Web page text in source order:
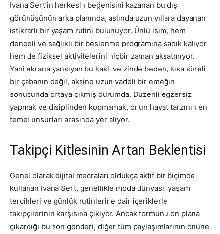
Ivana Sert’in herkesin beğenisini kazanan bu dış
görünüşünün arka planında, aslında uzun yıllara dayanan
istikrarlı bir yaşam rutini bulunuyor. Ünlü isim, hem
dengeli ve sağlıklı bir beslenme programına sadık kalıyor
hem de fiziksel aktivitelerini hiçbir zaman aksatmıyor.
Yani ekrana yansıyan bu kaslı ve zinde beden, kısa süreli
bir çabanın değil, aksine uzun vadeli bir emeğin
sonucunda ortaya çıkmış durumda. Düzenli egzersiz
yapmak ve disiplinden kopmamak, onun hayat tarzının en
temel unsurları arasında yer alıyor.
Takipçi Kitlesinin Artan Beklentisi
Genel olarak dijital mecraları oldukça aktif bir biçimde
kullanan Ivana Sert, genellikle moda dünyası, yaşam
tercihleri ve günlük rutinlerine dair içeriklerle
takipçilerinin karşısına çıkıyor. Ancak formunu ön plana
çıkardığı bu son gönderi, diğer tüm paylaşımlarının önüne